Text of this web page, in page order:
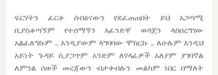
ፍርሃትን ፈርቶ ሰብዕናውን የደፈጠጠበት ይህ አጋጣሚ
ቢያስቆጣኝም የተሰማኝን አፈንድቸ ወዳጀን ላስበረግገው
አልፈለግኩም … እንዲያውም ላግባባው ሞከርኩ … ለሁሉም እንዲህ
አይነት ጉዳይ ሲያጋጥም አንድም ለሃላፊዎች አለያም ያገባኛል
ለምንል ሰወች መረጃውን ብታቀብሉን መልካም ነበር በማለት